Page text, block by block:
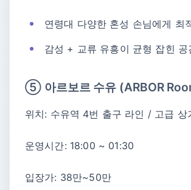
연령대 다양한 혼성 손님에게 최
감성 + 교류 유흥이 균형 잡힌 공
⑤ 아르보르 수유 (ARBOR
위치: 수유역 4번 출구 라인 / 고급 상
운영시간: 18:00 ~ 01:30
입장가: 38만~50만